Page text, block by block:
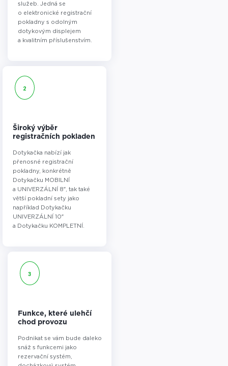
služeb. Jedná se
o elektronické registrační
pokladny s odolným
dotykovým displejem
a kvalitním příslušenstvím.
2
Široký výběr
registračních pokladen
Dotykačka nabízí jak
přenosné registrační
pokladny, konkrétně
Dotykačku MOBILNÍ
a UNIVERZÁLNÍ 8″, tak také
větší pokladní sety jako
například Dotykačku
UNIVERZÁLNÍ 10″
a Dotykačku KOMPLETNÍ.
3
Funkce, které ulehčí
chod provozu
Podnikat se vám bude daleko
snáž s funkcemi jako
rezervační systém,